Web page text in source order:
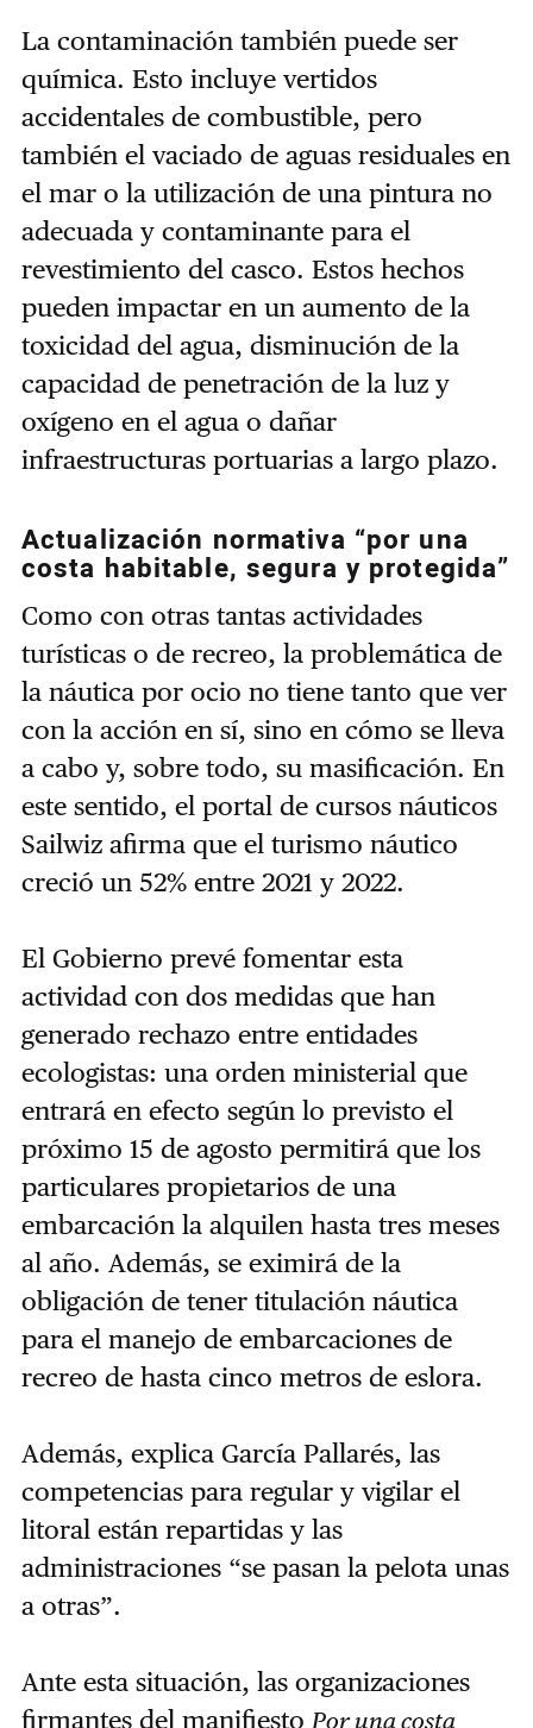
La contaminación también puede ser
química. Esto incluye vertidos
accidentales de combustible, pero
también el vaciado de aguas residuales en
el mar o la utilización de una pintura no
adecuada y contaminante para el
revestimiento del casco. Estos hechos
pueden impactar en un aumento de la
toxicidad del agua, disminución de la
capacidad de penetración de la luz y
oxígeno en el agua o dañar
infraestructuras portuarias a largo plazo.
Actualización normativa “por una
costa habitable, segura y protegida”
Como con otras tantas actividades
turísticas o de recreo, la problemática de
la náutica por ocio no tiene tanto que ver
con la acción en sí, sino en cómo se lleva
a cabo y, sobre todo, su masificación. En
este sentido, el portal de cursos náuticos
Sailwiz afirma que el turismo náutico
creció un 52% entre 2021 y 2022.
El Gobierno prevé fomentar esta
actividad con dos medidas que han
generado rechazo entre entidades
ecologistas: una orden ministerial que
entrará en efecto según lo previsto el
próximo 15 de agosto permitirá que los
particulares propietarios de una
embarcación la alquilen hasta tres meses
al año. Además, se eximirá de la
obligación de tener titulación náutica
para el manejo de embarcaciones de
recreo de hasta cinco metros de eslora.
Además, explica García Pallarés, las
competencias para regular y vigilar el
litoral están repartidas y las
administraciones “se pasan la pelota unas
a otras”.
Ante esta situación, las organizaciones
firmantes del manifiesto Por una costa